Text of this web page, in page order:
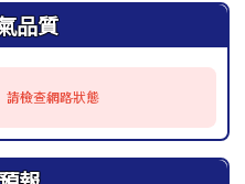
品質
檢查網路狀態